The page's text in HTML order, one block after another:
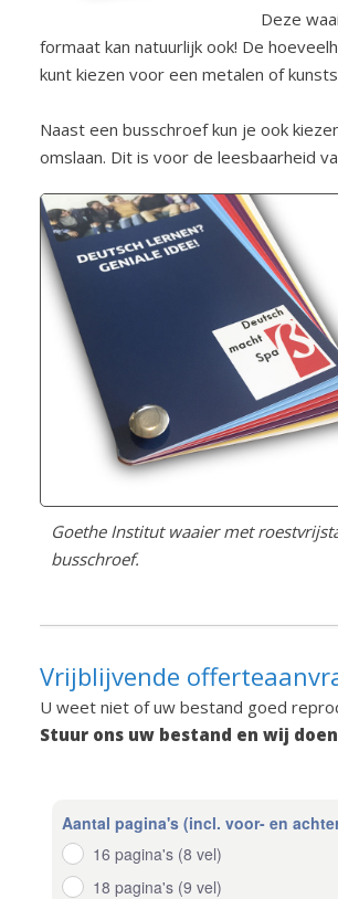
Deze
formaat kan natuurlijk ook! De
kunt kiezen voor een metalen of
Naast een busschroef kun je ook
omslaan. Dit is voor de leesbaarheid
Goethe Institut waaier met
busschroef.
Vrijblijvende
U weet niet of uw bestand goed
Stuur ons uw bestand en wij
Aantal pagina's (incl. voor- en
16 pagina's (8 vel)
18 pagina's (9 vel)